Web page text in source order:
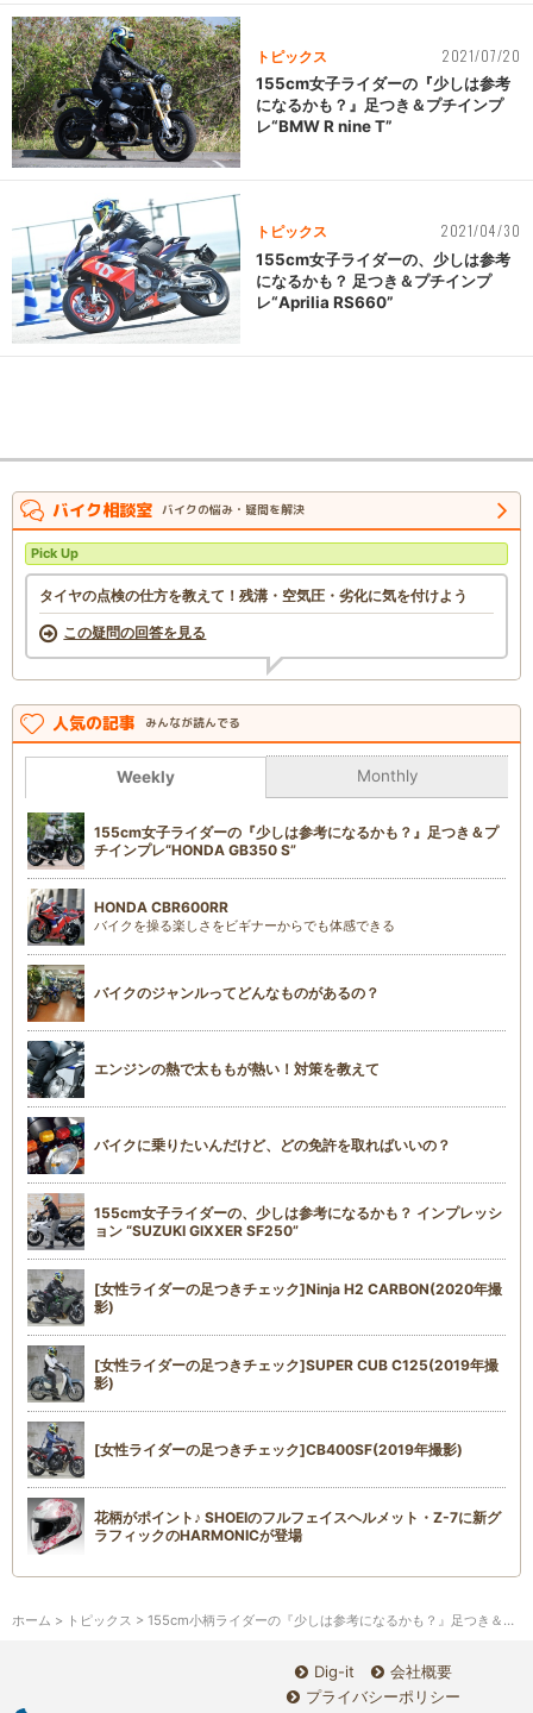
トピックス 2021/07/20
155cm女子ライダーの『少しは参考
になるかも？』足つき＆プチインプ
レ“BMW R nine T”
トピックス 2021/04/30
155cm女子ライダーの、少しは参考
になるかも？ 足つき＆プチインプ
レ“Aprilia RS660”
バイク相談室 バイクの悩み・疑問を解決
Pick Up
タイヤの点検の仕方を教えて！残溝・空気圧・劣化に気を付けよう
この疑問の回答を見る
人気の記事 みんなが読んでる
Weekly Monthly
155cm女子ライダーの『少しは参考になるかも？』足つき＆プ
チインプレ“HONDA GB350 S”
HONDA CBR600RR
バイクを操る楽しさをビギナーからでも体感できる
バイクのジャンルってどんなものがあるの？
エンジンの熱で太ももが熱い！対策を教えて
バイクに乗りたいんだけど、どの免許を取ればいいの？
155cm女子ライダーの、少しは参考になるかも？ インプレッシ
ョン “SUZUKI GIXXER SF250”
[女性ライダーの足つきチェック]Ninja H2 CARBON(2020年撮
影)
[女性ライダーの足つきチェック]SUPER CUB C125(2019年撮
影)
[女性ライダーの足つきチェック]CB400SF(2019年撮影)
花柄がポイント♪ SHOEIのフルフェイスヘルメット・Z-7に新グ
ラフィックのHARMONICが登場
ホーム > トピックス > 155cm小柄ライダーの『少しは参考になるかも？』足つき＆プチインプレ“KYMCO X-Town CT125”
Dig-it
会社概要
プライバシーポリシー